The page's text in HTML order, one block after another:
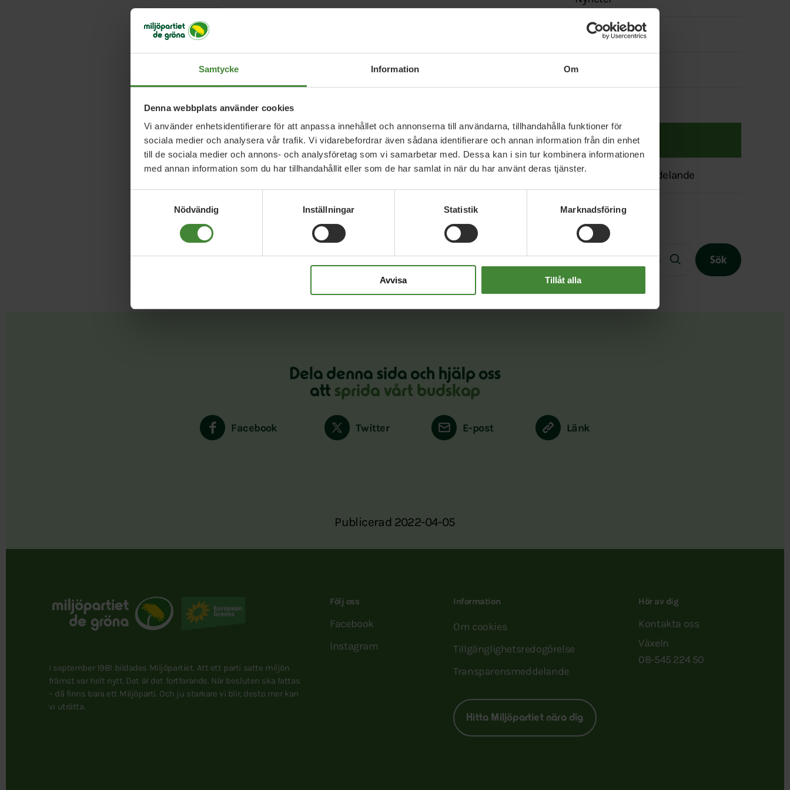
Samtycke Information Om
Denna webbplats använder cookies
Vi använder enhetsidentifierare för att anpassa innehållet och annonserna till användarna, tillhandahålla funktioner för
sociala medier och analysera vår trafik. Vi vidarebefordrar även sådana identifierare och annan information från din enhet
till de sociala medier och annons- och analysföretag som vi samarbetar med. Dessa kan i sin tur kombinera informationen
med annan information som du har tillhandahållit eller som de har samlat in när du har använt deras tjänster.
Nödvändig
Inställningar Statistik Marknadsföring
Avvisa Tillåt alla
menyn
Politik
Våra politiker
Lediga jobb
Transparensmeddelande
Fritext
Sök
Dela denna sida och hjälp oss
att sprida vårt budskap
Facebook Twitter E-post Länk
Publicerad 2022-04-05
I september 1981 bildades Miljöpartiet. Att ett parti satte miljön
främst var helt nytt. Det är det fortfarande. När besluten ska fattas
– då finns bara ett Miljöparti. Och ju starkare vi blir, desto mer kan
vi uträtta.
Följ oss
Facebook
Instagram
Information
Om cookies
Tillgänglighetsredogörelse
Transparensmeddelande
Hitta Miljöpartiet nära dig
Hör av dig
Kontakta oss
Växeln
08-545 224 50